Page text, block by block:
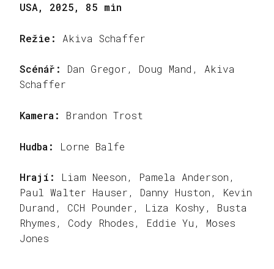
USA, 2025, 85 min
Režie: Akiva Schaffer
Scénář: Dan Gregor, Doug Mand, Akiva
Schaffer
Kamera: Brandon Trost
Hudba: Lorne Balfe
Hrají: Liam Neeson, Pamela Anderson,
Paul Walter Hauser, Danny Huston, Kevin
Durand, CCH Pounder, Liza Koshy, Busta
Rhymes, Cody Rhodes, Eddie Yu, Moses
Jones